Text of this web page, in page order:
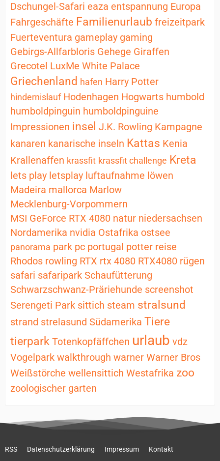
Dschungel-Safari eaza entspannung Europa
Fahrgeschäfte Familienurlaub freizeitpark
Fuerteventura gameplay gaming
Gebirgs-Allfarbloris Gehege Giraffen
Grecotel LuxMe White Palace
Griechenland hafen Harry Potter
hindernislauf Hodenhagen Hogwarts humbold
humboldpinguin humboldpinguine
Impressionen insel J.K. Rowling Kampagne
kanaren kanarische inseln Kattas Kenia
Krallenaffen krassfit krassfit challenge Kreta
lets play letsplay luftaufnahme löwen
Madeira mallorca Marlow
Mecklenburg-Vorpommern
MSI GeForce RTX 4080 natur niedersachsen
Nordamerika nvidia Ostafrika ostsee
panorama park pc portugal potter reise
Rhodos rowling RTX rtx 4080 RTX4080 rügen
safari safaripark Schaufütterung
Schwarzschwanz-Präriehunde screenshot
Serengeti Park sittich steam stralsund
strand strelasund Südamerika Tiere
tierpark Totenkopfäffchen urlaub vdz
Vogelpark walkthrough warner Warner Bros
Weißstörche wellensittich Westafrika zoo
zoologischer garten
RSS Datenschutzerklärung Impressum Kontakt